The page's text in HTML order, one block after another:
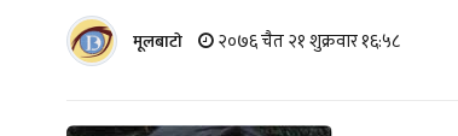
मूलबाटाे २०७६ चैत २१ शुक्रवार १६:५८